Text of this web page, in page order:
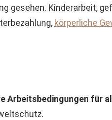
gesehen. Kinderarbeit,
körperliche
Arbeitsbedingungen für